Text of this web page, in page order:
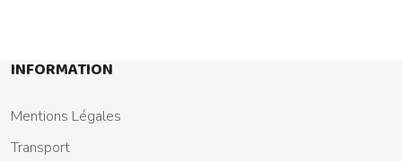
INFORMATION
Mentions Légales
Transport